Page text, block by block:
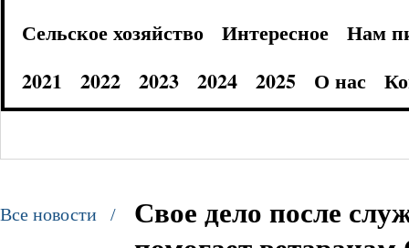
Сельское хозяйство
Интересное
Нам
2021
2022 2023 2024 2025 О нас
Все новости /
Свое дело после